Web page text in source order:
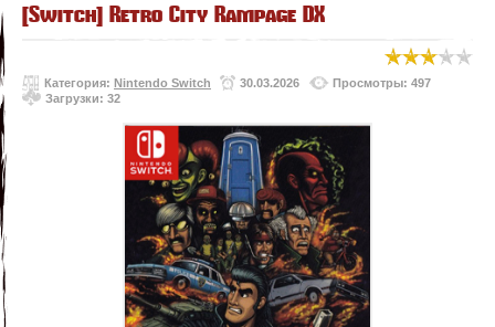
[Switch] Retro City Rampage DX
Категория: Nintendo Switch 30.03.2026
Просмотры: 497
Загрузки: 32